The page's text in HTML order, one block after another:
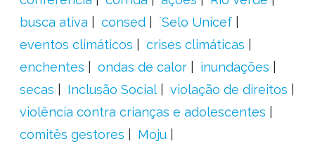
busca ativa
consed
´Selo Unicef
eventos climáticos
crises climáticas
enchentes
ondas de calor
inundações
secas
Inclusão Social
violação de direitos
violência contra crianças e adolescentes
comitês gestores
Moju